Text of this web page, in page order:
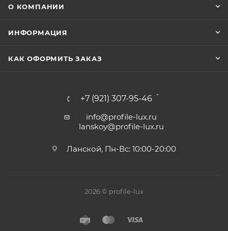
О КОМПАНИИ
ИНФОРМАЦИЯ
КАК ОФОРМИТЬ ЗАКАЗ
+7 (921) 307-95-46
info@profile-lux.ru
lanskoy@profile-lux.ru
Ланской, Пн-Вс: 10:00-20:00
2026 © profile-lux